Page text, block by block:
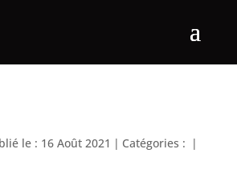
le : 16 Août 2021 | Catégories : |